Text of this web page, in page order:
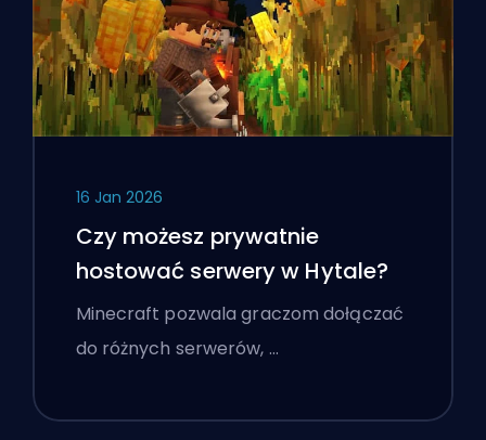
16 Jan 2026
Czy możesz prywatnie
hostować serwery w Hytale?
Minecraft pozwala graczom dołączać
do różnych serwerów, …